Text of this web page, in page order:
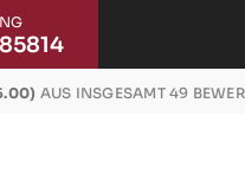
AUS INSGESAMT 49